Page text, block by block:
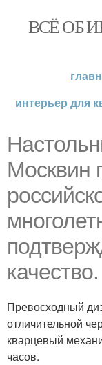
ВСЁ ОБ
интерьер для
Москвин
качество.
Превосходный
отличительной
кварцевый
часов.